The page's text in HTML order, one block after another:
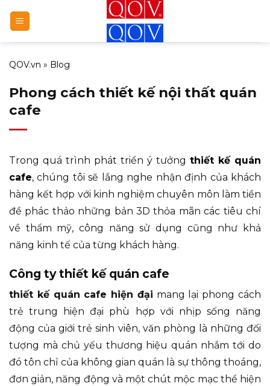
qua
nội
dung
QOV.vn » Blog
Phong cách thiết kế nội thất quán
cafe
Trong quá trình phát triển ý tưởng thiết kế quán
cafe, chúng tôi sẽ lắng nghe nhận định của khách
hàng kết hợp với kinh nghiệm chuyên môn làm tiền
đề phác thảo những bản 3D thỏa mãn các tiêu chí
về thẩm mỹ, công năng sử dụng cũng như khả
năng kinh tế của từng khách hàng.
Công ty thiết kế quán cafe
thiết kế quán cafe hiện đại mang lại phong cách
trẻ trung hiện đại phù hợp với nhịp sống năng
động của giới trẻ sinh viên, văn phòng là những đối
tượng mà chủ yếu thương hiệu quán nhắm tới do
đó tôn chỉ của không gian quán là sự thông thoáng,
đơn giản, năng động và một chút mộc mạc thể hiện